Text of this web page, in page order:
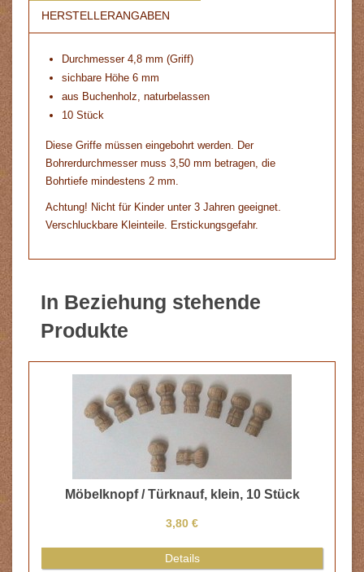
HERSTELLERANGABEN
Durchmesser 4,8 mm (Griff)
sichbare Höhe 6 mm
aus Buchenholz, naturbelassen
10 Stück
Diese Griffe müssen eingebohrt werden. Der
Bohrerdurchmesser muss 3,50 mm betragen, die
Bohrtiefe mindestens 2 mm.
Achtung! Nicht für Kinder unter 3 Jahren geeignet.
Verschluckbare Kleinteile. Erstickungsgefahr.
In Beziehung stehende
Produkte
Möbelknopf / Türknauf, klein, 10 Stück
3,80 €
Details